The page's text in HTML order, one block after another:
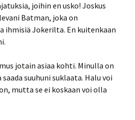
joihin en usko! Joskus
Batman, joka on
ihmisiä Jokerilta. En kuitenkaan
jotain asiaa kohti. Minulla on
suuhuni suklaata. Halu voi
mutta se ei koskaan voi olla